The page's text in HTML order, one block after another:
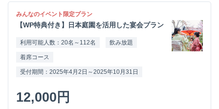
みんなのイベント限定プラン
【WP特典付き】日本庭園を活用した宴会プラン
利用可能人数：20名～112名 飲み放題
着席コース
受付期間：2025年4月2日～2025年10月31日
12,000円